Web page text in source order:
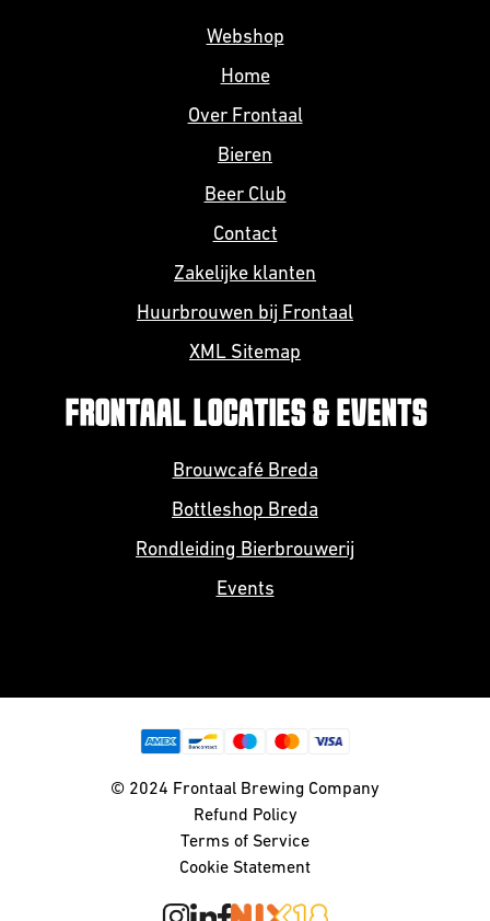
Webshop
Home
Over Frontaal
Bieren
Beer Club
Contact
Zakelijke klanten
Huurbrouwen bij Frontaal
XML Sitemap
FRONTAAL LOCATIES & EVENTS
Brouwcafé Breda
Bottleshop Breda
Rondleiding Bierbrouwerij
Events
© 2024 Frontaal Brewing Company
Refund Policy
Terms of Service
Cookie Statement